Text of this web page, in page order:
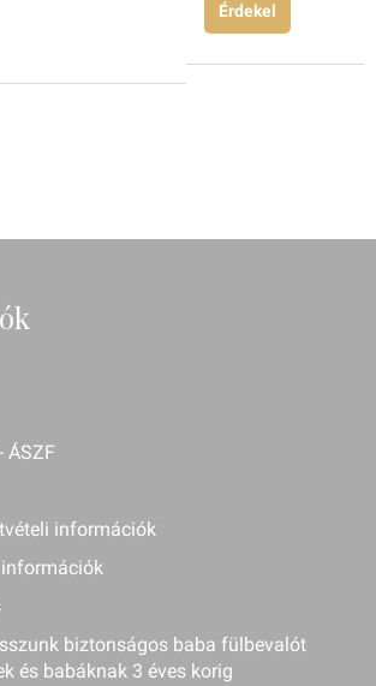
Érdekel
ÁSZF
információk
biztonságos baba fülbevalót
és babáknak 3 éves korig